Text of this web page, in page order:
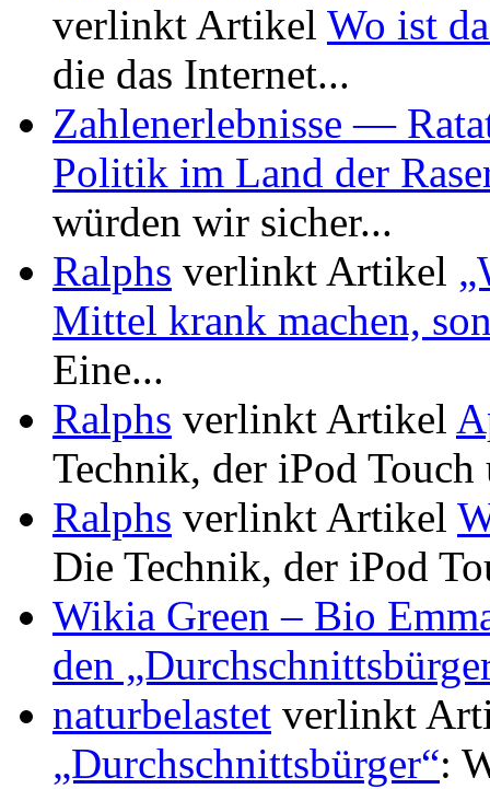
verlinkt Artikel Wo ist
die das Internet...
Zahlenerlebnisse —
Politik im Land der
würden wir sicher...
Ralphs verlinkt Artikel
Mittel krank machen,
Eine...
Ralphs verlinkt Artikel
Technik, der iPod Touch
Ralphs verlinkt Artikel
Die Technik, der iPod
Wikia Green – Bio
den
naturbelastet verlinkt
„Durchschnittsbürger“: